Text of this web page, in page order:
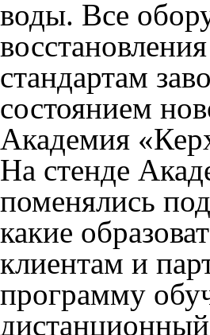
воды. Все
стандартам
состоянием
Академия
На стенде
поменялись
какие
клиентам и
программу